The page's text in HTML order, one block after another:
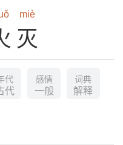
miè
灭
代
代
感情
一般
词典
解释